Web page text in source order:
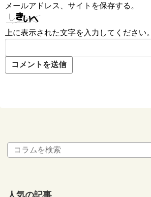
メールアドレス、サイトを保存する。
上に表示された文字を入力してください。
人気の記事